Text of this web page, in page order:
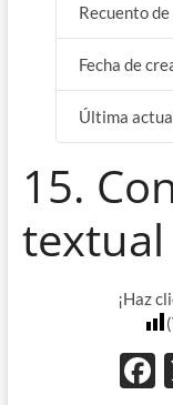
Recuento
Fecha de
Última
15.
textual
¡Haz